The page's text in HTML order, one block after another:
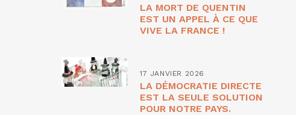
LA MORT DE QUENTIN
EST UN APPEL À CE QUE
VIVE LA FRANCE !
17 JANVIER 2026
LA DÉMOCRATIE DIRECTE
EST LA SEULE SOLUTION
POUR NOTRE PAYS.